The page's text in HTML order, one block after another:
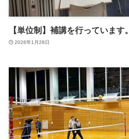
【単位制】補講を行っています。
2026年1月28日